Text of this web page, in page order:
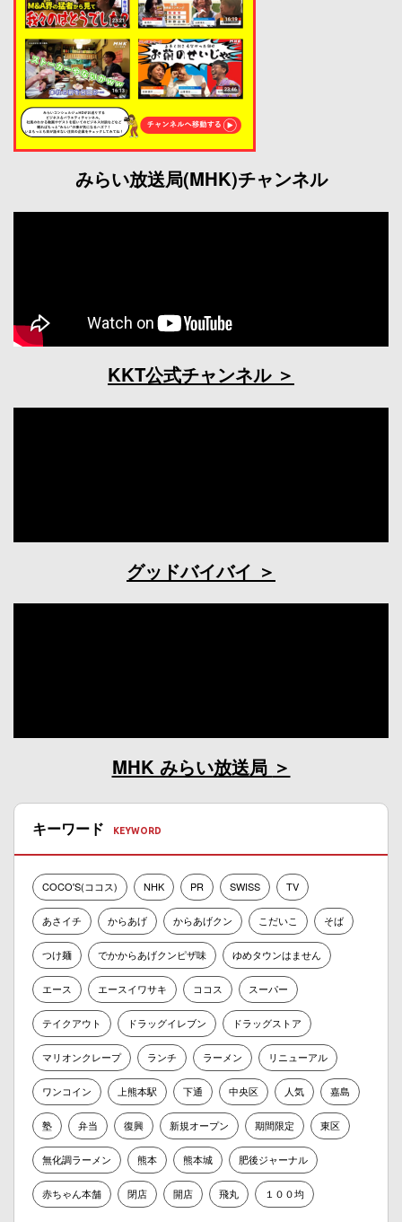
みらい放送局(MHK)チャンネル
KKT公式チャンネル
グッドバイバイ
MHK みらい放送局
キーワード
COCO'S(ココス) NHK PR SWISS TV
あさイチ からあげ からあげクン こだいこ そば
つけ麺 でかからあげクンピザ味 ゆめタウンはません
エース エースイワサキ ココス スーパー
テイクアウト ドラッグイレブン ドラッグストア
マリオンクレープ ランチ ラーメン リニューアル
ワンコイン 上熊本駅 下通 中央区 人気 嘉島
塾 弁当 復興 新規オープン 期間限定 東区
無化調ラーメン 熊本 熊本城 肥後ジャーナル
赤ちゃん本舗 閉店 開店 飛丸 １００均